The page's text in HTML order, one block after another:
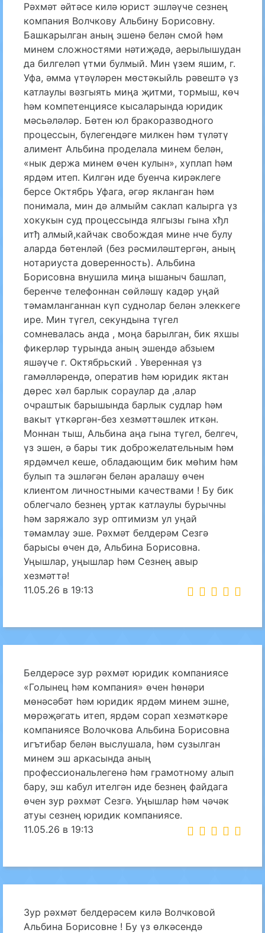
Рәхмәт әйтәсе килә юрист эшләүче сезнең
компания Волчкову Альбину Борисовну.
Башкарылган аның эшенә белән смой һәм
минем сложностями нәтиҗәдә, аерылышудан
да билгеләп үтми булмый. Мин үзем яшим, г.
Уфа, әмма үтәүләрен мөстәкыйль рәвештә үз
катлаулы вәзгыять миңа җитми, тормыш, көч
һәм компетенциясе кысаларында юридик
мәсьәләләр. Бөтен юл бракоразводного
процессын, бүлегендәге милкен һәм түләтү
алимент Альбина проделала минем белән,
«нык держа минем өчен кулын», хуплап һәм
ярдәм итеп. Килгән иде буенча кирәклеге
берсе Октябрь Уфага, әгәр якланган һәм
понимала, мин дә алмыйм саклап калырга үз
хокукын суд процессында ялгызы гына хђл
итђ алмый,кайчак свобождая мине нче булу
аларда бөтенләй (без рәсмиләштергән, аның
нотариуста доверенность). Альбина
Борисовна внушила миңа ышаныч башлап,
беренче телефоннан сөйләшү кадәр уңай
тәмамланганнан күп суднолар белән элеккеге
ире. Мин түгел, секундына түгел
сомневалась анда , моңа барылган, бик яхшы
фикерләр турында аның эшендә абзыем
яшәүче г. Октябрьский . Уверенная үз
гамәлләрендә, оператив һәм юридик яктан
дөрес хәл барлык сораулар да ,алар
очраштык барышында барлык судлар һәм
вакыт үткәргән-без хезмәттәшлек иткән.
Моннан тыш, Альбина аңа гына түгел, белгеч,
үз эшен, ә бары тик доброжелательным һәм
ярдәмчел кеше, обладающим бик мөһим һәм
булып та эшләгән белән аралашу өчен
клиентом личностными качествами ! Бу бик
облегчало безнең уртак катлаулы бурычны
һәм заряжало зур оптимизм ул уңай
тәмамлау эше. Рәхмәт белдерәм Сезгә
барысы өчен дә, Альбина Борисовна.
Уңышлар, уңышлар һәм Сезнең авыр
хезмәттә!
11.05.26 в 19:13
Белдерәсе зур рәхмәт юридик компаниясе
«Голынец һәм компания» өчен һөнәри
мөнәсәбәт һәм юридик ярдәм минем эшне,
мөрәҗәгать итеп, ярдәм сорап хезмәткәре
компаниясе Волочкова Альбина Борисовна
игътибар белән выслушала, һәм сузылган
минем эш аркасында аның
профессиональлегенә һәм грамотному алып
бару, эш кабул ителгән иде безнең файдага
өчен зур рәхмәт Сезгә. Уңышлар һәм чәчәк
атуы сезнең юридик компаниясе.
11.05.26 в 19:13
Зур рәхмәт белдерәсем килә Волчковой
Альбина Борисовне ! Бу үз өлкәсендә